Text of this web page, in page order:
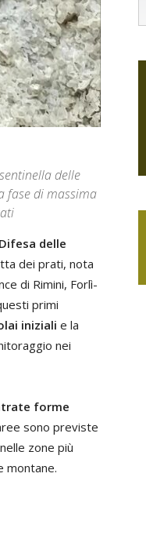
delle
fase di massima
delle
dei prati, nota
di Rimini, Forlì-
primi
iniziali e la
nei
forme
sono previste
zone più
montane.